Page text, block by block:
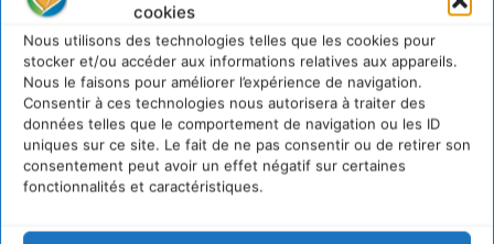
cookies
Nous utilisons des technologies telles que les cookies pour
stocker et/ou accéder aux informations relatives aux appareils.
Nous le faisons pour améliorer l’expérience de navigation.
Consentir à ces technologies nous autorisera à traiter des
données telles que le comportement de navigation ou les ID
uniques sur ce site. Le fait de ne pas consentir ou de retirer son
consentement peut avoir un effet négatif sur certaines
fonctionnalités et caractéristiques.
Newsletter
JE M'ABONNE